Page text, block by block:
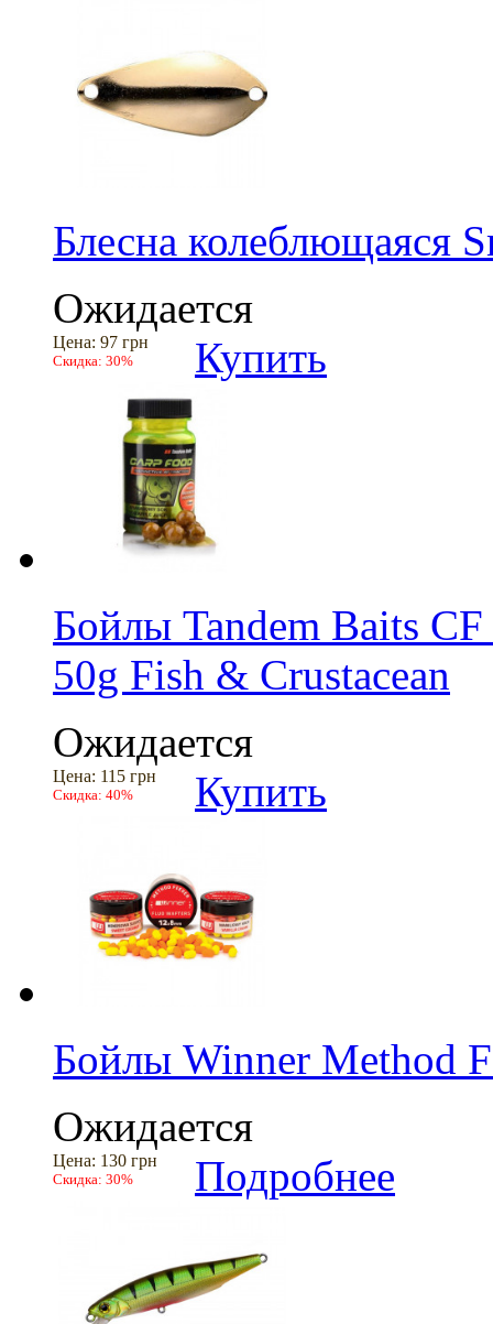
Блесна колеблющаяся
Ожидается
Цена: 97 грн
Скидка: 30% Купить
Бойлы Tandem Baits
50g Fish & Crustacean
Ожидается
Цена: 115 грн
Скидка: 40% Купить
Бойлы Winner Method
Ожидается
Цена: 130 грн
Скидка: 30% Подробнее